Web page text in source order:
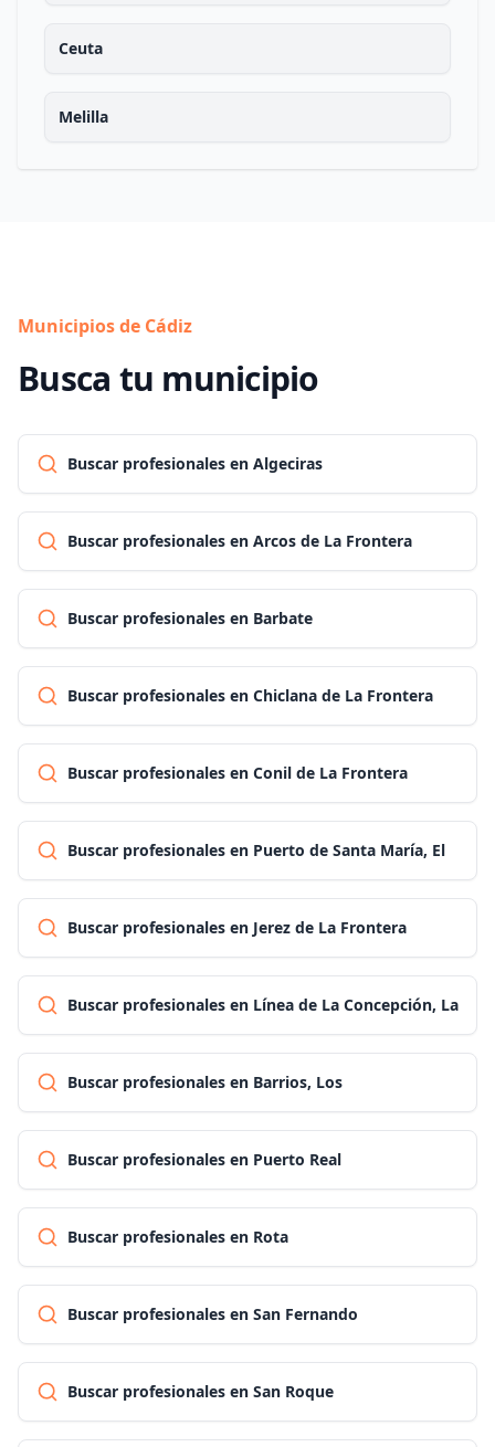
Ceuta
Melilla
Municipios de Cádiz
Busca tu municipio
Buscar profesionales en Algeciras
Buscar profesionales en Arcos de La Frontera
Buscar profesionales en Barbate
Buscar profesionales en Chiclana de La Frontera
Buscar profesionales en Conil de La Frontera
Buscar profesionales en Puerto de Santa María, El
Buscar profesionales en Jerez de La Frontera
Buscar profesionales en Línea de La Concepción, La
Buscar profesionales en Barrios, Los
Buscar profesionales en Puerto Real
Buscar profesionales en Rota
Buscar profesionales en San Fernando
Buscar profesionales en San Roque